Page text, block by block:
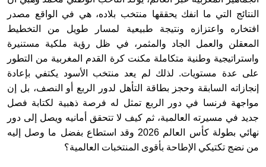
النتائج التي ما انفك يحققها منتخب بلاده، هي في الواقع مصدر
افتخاره واعتزازه ونتيجة طبيعية لمسار طويل من التخطيط
المعقلن والعمل الجاد والمثمر، في ظل رؤية ملكية مستنيرة
واستراتيجية وطنية متكاملة مكنت كرة القدم المغربية من التطور
على عدة مستويات. لذلك لم يعد منتخب الأسود يكتفي بإعادة
إنجازاته السابقة وحجز بطاقة التأهل لدور الربع أو النصف، بل إن
مواجهة فرنسا في دور الربع تمثل له فرصة ذهبية لكتابة فصل
جديد في مسيرته العالمية، ثم كيف لا تتحقق أمانيه ويصل إلى دور
نهائي بطولة كأس العالم 2026 وقد استطاع بفضل ما وصل إليه
من نضج تكتيكي الإطاحة بأقوى المنتخبات العالمية؟